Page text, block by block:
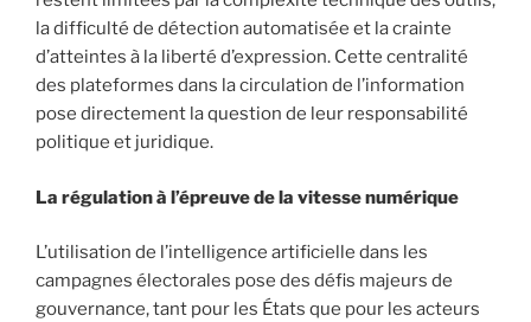
la difficulté de détection automatisée et la crainte
d’atteintes à la liberté d’expression. Cette centralité
des plateformes dans la circulation de l’information
pose directement la question de leur responsabilité
politique et juridique.
La régulation à l’épreuve de la vitesse numérique
L’utilisation de l’intelligence artificielle dans les
campagnes électorales pose des défis majeurs de
gouvernance, tant pour les États que pour les acteurs